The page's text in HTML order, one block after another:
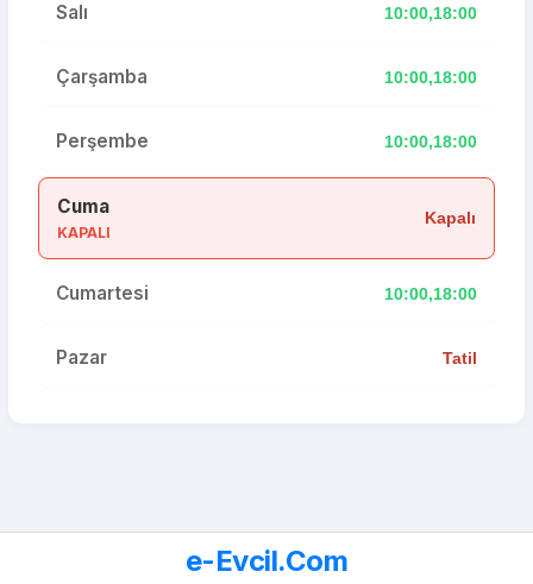
Salı 10:00,18:00
Çarşamba 10:00,18:00
Perşembe 10:00,18:00
Cuma
KAPALI
Kapalı
Cumartesi 10:00,18:00
Pazar Tatil
e-Evcil.Com